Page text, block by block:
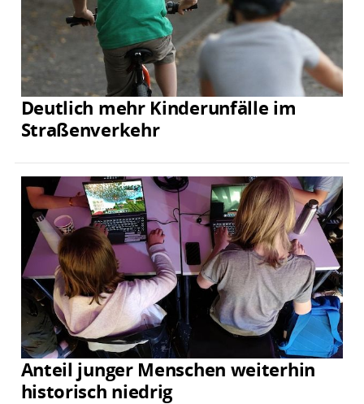
Deutlich mehr Kinderunfälle im
Straßenverkehr
Anteil junger Menschen weiterhin
historisch niedrig